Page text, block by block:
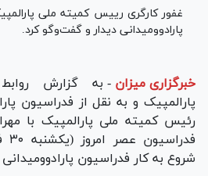
غفور کارگری رییس کمیته ملی
پارادوومیدانی دیدار و گفت‌و‌گو کرد.
خبرگزاری میزان - به گزارش
پارالمپیک و به نقل از فدراسیون
رئیس کمیته ملی پارالمپیک با
شروع به کار فدراسیون پارادوومیدانی